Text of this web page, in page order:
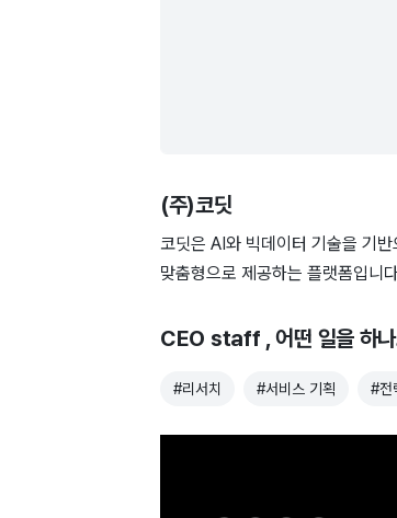
(주)코딧
코딧은 AI와 빅데이터 기술을 기
맞춤형으로 제공하는 플랫폼입니
CEO staff , 어떤 일을 하
#리서치 #서비스 기획 #전